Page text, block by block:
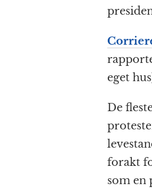
eget
De
forakt
som en